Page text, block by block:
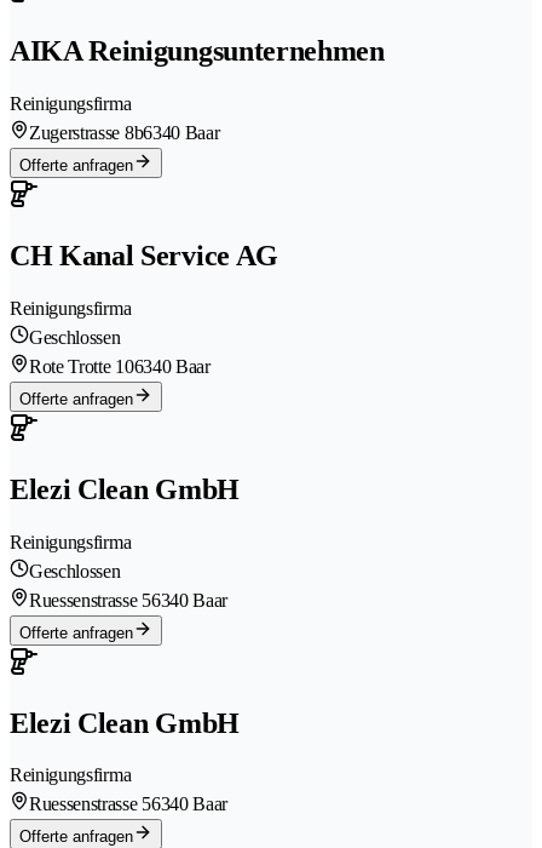
AIKA Reinigungsunternehmen
Reinigungsfirma
Zugerstrasse 8b6340 Baar
Offerte anfragen
CH Kanal Service AG
Reinigungsfirma
Geschlossen
Rote Trotte 106340 Baar
Offerte anfragen
Elezi Clean GmbH
Reinigungsfirma
Geschlossen
Ruessenstrasse 56340 Baar
Offerte anfragen
Elezi Clean GmbH
Reinigungsfirma
Ruessenstrasse 56340 Baar
Offerte anfragen